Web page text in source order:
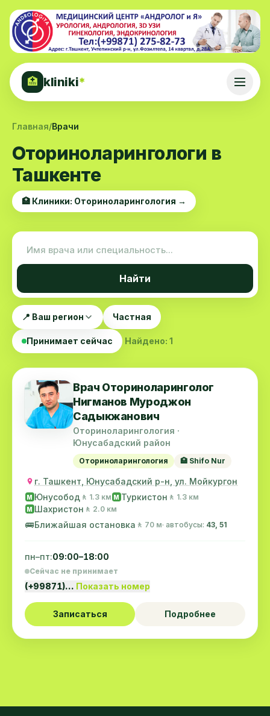
🏥 kliniki*
Главная/Врачи
Оториноларингологи в
Ташкенте
🏥 Клиники: Оториноларингология →
Найти
📍 Ваш регион Частная
Принимает сейчас Найдено: 1
Врач Oториноларинголог
Нигманов Муроджон
Садыкжанович
Оториноларингология ·
Юнусабадский район
Оториноларингология 🏥 Shifo Nur
г. Ташкент, Юнусабадский р-н, ул. Мойкургон
M Юнусобод 🚶 1.3 км M Туркистон 🚶 1.3 км
M Шахристон 🚶 2.0 км
🚌Ближайшая остановка 🚶 70 м· автобусы: 43, 51
пн–пт:09:00–18:00
Сейчас не принимает
(+99871)… Показать номер
Записаться Подробнее